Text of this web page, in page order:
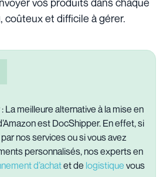
coûteux et difficile à gérer.
: La meilleure alternative à la mise en
est DocShipper. En effet, si
nos services ou si vous avez
personnalisés, nos experts en
d’achatet de logistique vous